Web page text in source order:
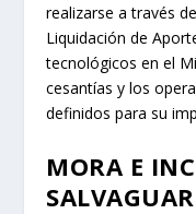
realizarse a través
Liquidación de
tecnológicos en el
cesantías y los
definidos para su
MORA E